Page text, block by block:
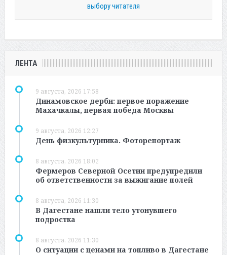
выбору читателя
ЛЕНТА
9 августа, 2026 17:58
Динамовское дерби: первое поражение
Махачкалы, первая победа Москвы
9 августа, 2026 12:27
День физкультурника. Фоторепортаж
8 августа, 2026 18:02
Фермеров Северной Осетии предупредили
об ответственности за выжигание полей
8 августа, 2026 11:30
В Дагестане нашли тело утонувшего
подростка
8 августа, 2026 11:30
О ситуации с ценами на топливо в Дагестане